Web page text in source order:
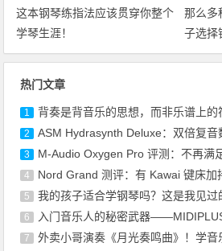
这本钢琴练指法应该贯穿你整个
学琴生涯！
那么多
子选择
热门文章
1 背奏是背音乐的思想，而非乐谱上的
2 ASM Hydrasynth Deluxe：双倍复音
3 M-Audio Oxygen Pro 评测：不再满
4 Nord Grand 测评：有 Kawai 键床加
5 我的孩子适合学钢琴吗？这是我见过
6 入门音乐人的秘密武器
7 外卖小哥演奏《月光奏鸣曲》！学音